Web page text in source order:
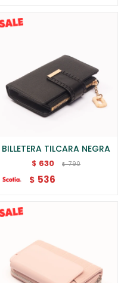
BILLETERA TILCARA NEGRA
$ 630 $ 790
$ 536